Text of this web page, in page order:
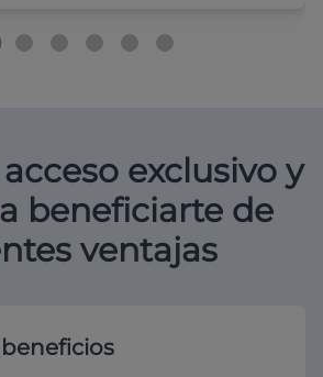
exclusivo y
beneficiarte de
ventajas